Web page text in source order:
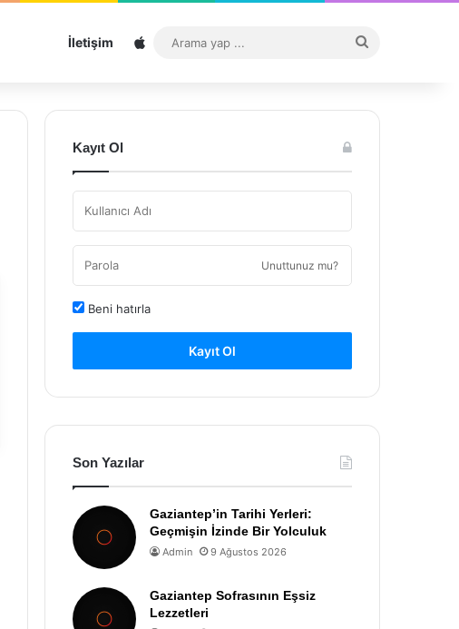
İletişim Sitemap
...
Kayıt Ol
Unuttunuz mu?
Beni hatırla
Kayıt Ol
Son Yazılar
Gaziantep’in Tarihi Yerleri:
Geçmişin İzinde Bir Yolculuk
Admin 9 Ağustos 2026
Gaziantep Sofrasının Eşsiz
Lezzetleri